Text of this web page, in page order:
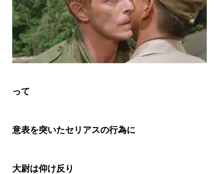
って
意表を突いたセリアスの行為に
大尉は仰け反り